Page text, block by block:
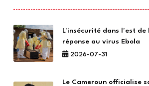
L'insécurité dans l'est de
réponse au virus Ebola
2026-07-31
Le Cameroun officialise